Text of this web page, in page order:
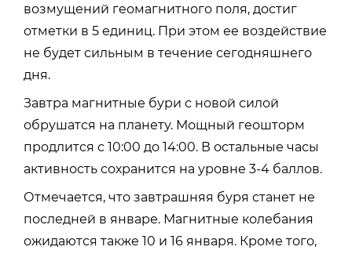
возмущений геомагнитного поля, достиг
отметки в 5 единиц. При этом ее воздействие
не будет сильным в течение сегодняшнего
дня.
Завтра магнитные бури с новой силой
обрушатся на планету. Мощный геошторм
продлится с 10:00 до 14:00. В остальные часы
активность сохранится на уровне 3-4 баллов.
Отмечается, что завтрашняя буря станет не
последней в январе. Магнитные колебания
ожидаются также 10 и 16 января. Кроме того,